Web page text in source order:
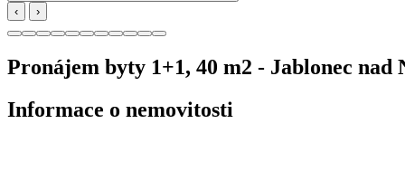
‹
›
Pronájem byty 1+1, 40 m2 - Jablonec nad
Informace o nemovitosti